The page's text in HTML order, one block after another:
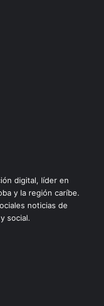
digital, líder en
y la región caríbe.
noticias de
social.